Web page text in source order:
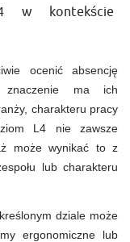
w kontekście
ocenić absencję
znaczenie ma ich
charakteru pracy
L4 nie zawsze
może wynikać to z
lub charakteru
dziale może
ergonomiczne lub